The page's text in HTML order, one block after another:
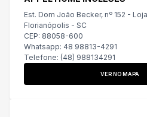
Est. Dom João Becker, nº 152 -
Florianópolis - SC
CEP: 88058-600
Whatsapp: 48 98813-4291
Telefone: (48) 988134291
VER NO MAPA